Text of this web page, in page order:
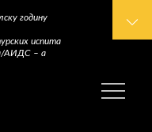
годину
испита
АИДС – а